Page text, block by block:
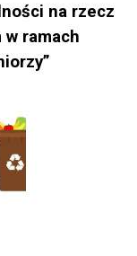
na rzecz
ramach